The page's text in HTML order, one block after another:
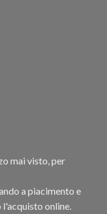
mai visto, per
a piacimento e
l'acquisto online.